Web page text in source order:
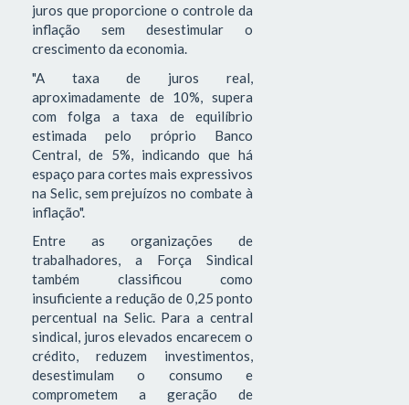
juros que proporcione o controle da
inflação sem desestimular o
crescimento da economia.
"A taxa de juros real,
aproximadamente de 10%, supera
com folga a taxa de equilíbrio
estimada pelo próprio Banco
Central, de 5%, indicando que há
espaço para cortes mais expressivos
na Selic, sem prejuízos no combate à
inflação".
Entre as organizações de
trabalhadores, a Força Sindical
também classificou como
insuficiente a redução de 0,25 ponto
percentual na Selic. Para a central
sindical, juros elevados encarecem o
crédito, reduzem investimentos,
desestimulam o consumo e
comprometem a geração de